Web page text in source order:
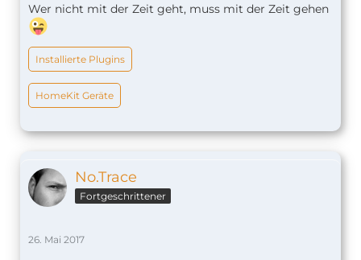
Wer nicht mit der Zeit geht, muss mit der Zeit gehen
Installierte Plugins
HomeKit Geräte
No.Trace
Fortgeschrittener
26. Mai 2017